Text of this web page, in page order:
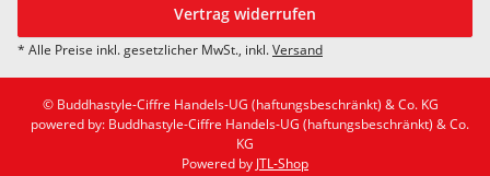
Vertrag widerrufen
* Alle Preise inkl. gesetzlicher MwSt., inkl.Versand
© Buddhastyle-Ciffre Handels-UG (haftungsbeschränkt) & Co. KG
powered by: Buddhastyle-Ciffre Handels-UG (haftungsbeschränkt) & Co.
KG
Powered by JTL-Shop